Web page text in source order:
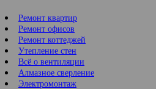
Ремонт квартир
Ремонт офисов
Ремонт коттеджей
Утепление стен
Всё о вентиляции
Алмазное сверление
Электромонтаж